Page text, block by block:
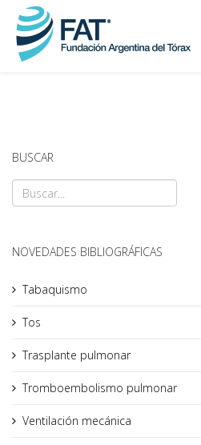
BUSCAR
NOVEDADES BIBLIOGRÁFICAS
Tabaquismo
Tos
Trasplante pulmonar
Tromboembolismo pulmonar
Ventilación mecánica